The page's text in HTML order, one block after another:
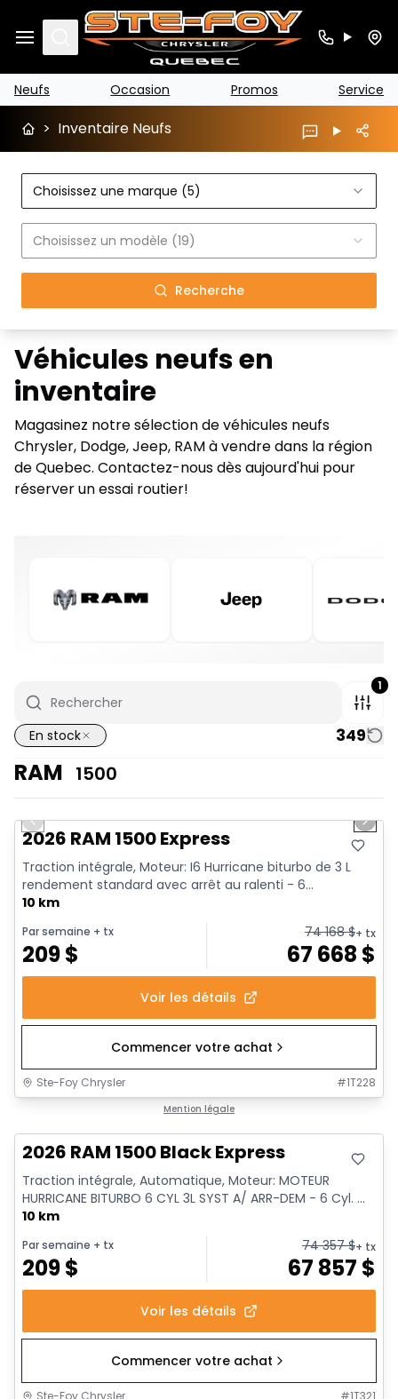
Search
Neufs Occasion Promos Service
> Inventaire Neufs
Choisissez une marque (5)
Choisissez un modèle (19)
Recherche
Véhicules neufs en
inventaire
Magasinez notre sélection de véhicules neufs
Chrysler, Dodge, Jeep, RAM à vendre dans la région
de Quebec. Contactez-nous dès aujourd'hui pour
réserver un essai routier!
1
En stock 349
RAM 1500
1/7
En stock
Previous slide Next
2026 RAM 1500 Express
Traction intégrale, Moteur: I6 Hurricane biturbo de 3 L
rendement standard avec arrêt au ralenti - 6...
10 km
Par semaine + tx
209$
74 168$+ tx
67 668 $
Voir les détails
Commencer votre achat
Ste-Foy Chrysler #1T228
Mention légale
2026 RAM 1500 Black Express
Traction intégrale, Automatique, Moteur: MOTEUR
HURRICANE BITURBO 6 CYL 3L SYST A/ ARR-DEM - 6 Cyl. ...
10 km
Par semaine + tx
209$
74 357$+ tx
67 857 $
Voir les détails
Commencer votre achat
Ste-Foy Chrysler #1T321